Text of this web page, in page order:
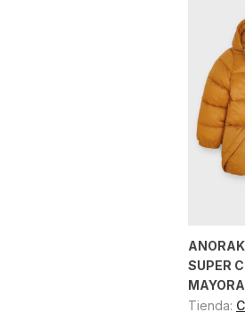
SUPER
Tienda: